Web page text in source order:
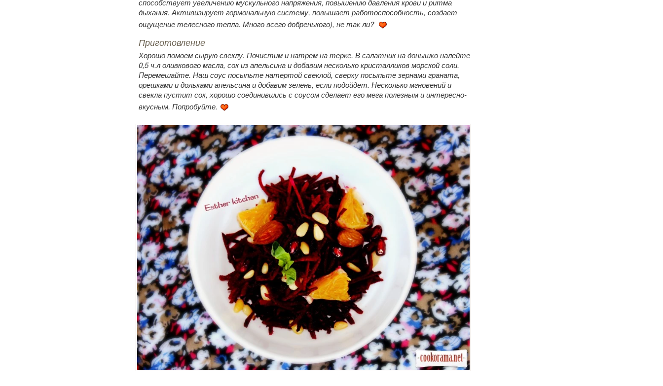
дыхания. Активизирует гормональную систему, повышает работоспособность, создает
ощущение телесного тепла. Много всего добренького), не так ли?
Приготовление
Хорошо помоем сырую свеклу. Почистим и натрем на терке. В салатник на донышко налейте
0,5 ч.л оливкового масла, сок из апельсина и добавим несколько кристалликов морской соли.
Перемешайте. Наш соус посыпьте натертой свеклой, сверху посыпьте зернами граната,
орешками и дольками апельсина и добавим зелень, если подойдет. Несколько мгновений и
свекла пустит сок, хорошо соединившись с соусом сделает его мега полезным и интересно-
вкусным. Попробуйте.